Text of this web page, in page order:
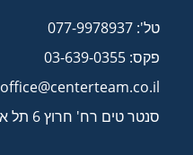
טל': 077-9978937
פקס: 03-639-0355
office@centerteam.co.il
סנטר טים רח' חרוץ 6 תל אביב